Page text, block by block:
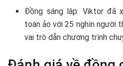
Đồng sáng lập: Viktor đã
toán ảo với 25 nghìn người
vai trò dẫn chương trình